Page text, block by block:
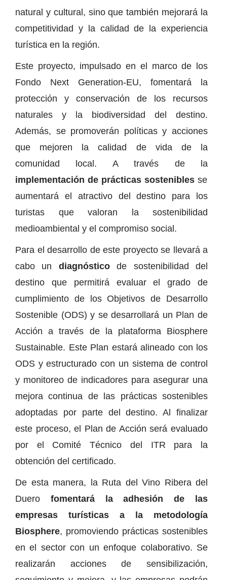
natural y cultural, sino que también mejorará la
competitividad y la calidad de la experiencia
turística en la región.
Este proyecto, impulsado en el marco de los
Fondo Next Generation-EU, fomentará la
protección y conservación de los recursos
naturales y la biodiversidad del destino.
Además, se promoverán políticas y acciones
que mejoren la calidad de vida de la
comunidad local. A través de la
implementación de prácticas sostenibles se
aumentará el atractivo del destino para los
turistas que valoran la sostenibilidad
medioambiental y el compromiso social.
Para el desarrollo de este proyecto se llevará a
cabo un diagnósticode sostenibilidad del
destino que permitirá evaluar el grado de
cumplimiento de los Objetivos de Desarrollo
Sostenible (ODS) y se desarrollará un Plan de
Acción a través de la plataforma Biosphere
Sustainable. Este Plan estará alineado con los
ODS y estructurado con un sistema de control
y monitoreo de indicadores para asegurar una
mejora continua de las prácticas sostenibles
adoptadas por parte del destino. Al finalizar
este proceso, el Plan de Acción será evaluado
por el Comité Técnico del ITR para la
obtención del certificado.
De esta manera, la Ruta del Vino Ribera del
Duero fomentará la adhesión de las
empresas turísticas a la metodología
Biosphere, promoviendo prácticas sostenibles
en el sector con un enfoque colaborativo. Se
realizarán acciones de sensibilización,